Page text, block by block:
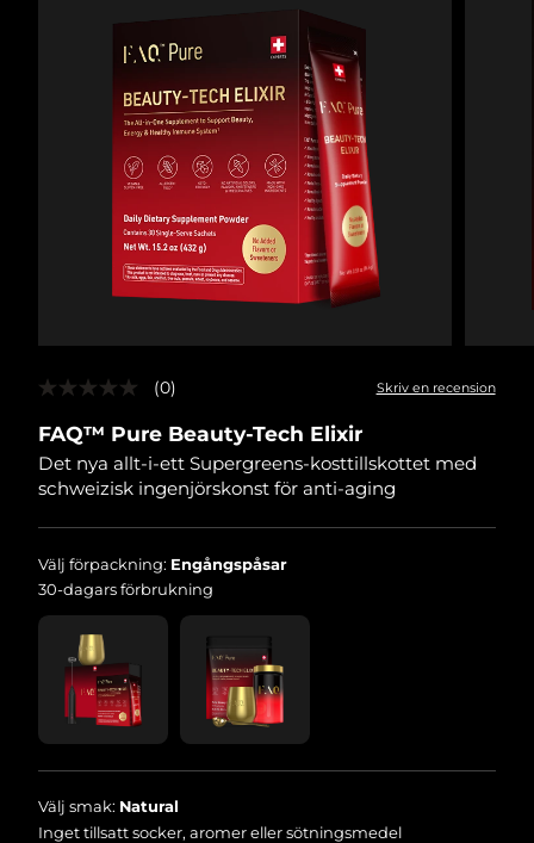
Inget
Länk
till
samma
sida.
(0) Skriv en recension
FAQ™ Pure Beauty-Tech Elixir
Det nya allt-i-ett Supergreens-kosttillskottet med
schweizisk ingenjörskonst för anti-aging
Välj förpackning: Engångspåsar
30-dagars förbrukning
Välj smak: Natural
Inget tillsatt socker, aromer eller sötningsmedel